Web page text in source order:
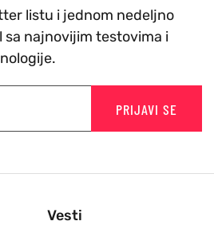
listu i jednom nedeljno
sa najnovijim testovima i
PRIJAVI SE
Vesti